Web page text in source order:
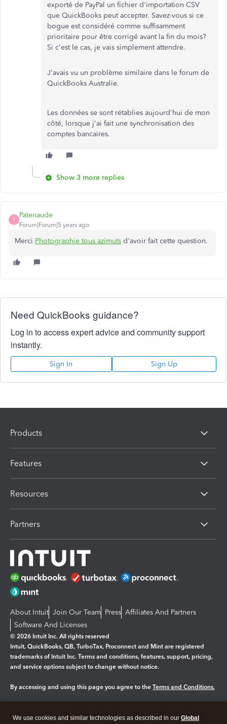
exporté de PayPal un fichier d'importation CSV
que QuickBooks peut accepter. Savez-vous si ce
bogue est considéré comme suffisamment
prioritaire pour être corrigé avant la fin du mois?
Si c'est le cas, je vais simplement attendre.
J'avais vu un problème similaire dans le forum de
QuickBooks Australie.
Les données se sont rétablies aujourd'hui de mon
côté, lorsque j'ai fait une synchronisation des
comptes bancaires.
Show 3 more replies
P
Patenaude
Forum|Forum|5 years ago
Merci Photographie tous azimuts d'avoir fait cette question.
Need QuickBooks guidance?
Log in to access expert advice and community support
instantly.
Sign In Sign Up
Products
Features
Resources
Partners
About Intuit Join Our Team Press Affiliates And Partners
Software And Licenses
© 2026 Intuit Inc. All rights reserved
Intuit, QuickBooks, QB, TurboTax, Proconnect and Mint are registered
trademarks of Intuit Inc. Terms and conditions, features, support, pricing,
and service options subject to change without notice.
By accessing and using this page you agree to the Terms and Conditions.
We use cookies and similar technologies as described in our Global